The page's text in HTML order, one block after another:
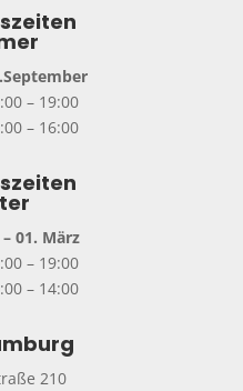
– 19:00
– 16:00
01. März
– 19:00
– 14:00
210